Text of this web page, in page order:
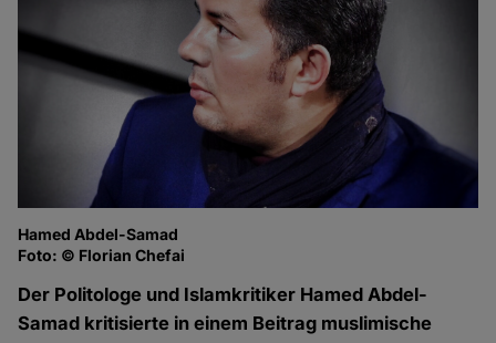
Hamed Abdel-Samad
Foto: © Florian Chefai
Der Politologe und Islamkritiker Hamed Abdel-
Samad kritisierte in einem Beitrag muslimische